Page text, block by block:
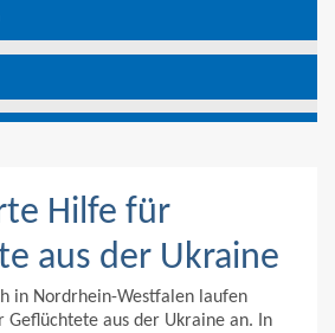
Hilfe für
aus der Ukraine
in Nordrhein-Westfalen laufen
Geflüchtete aus der Ukraine an. In